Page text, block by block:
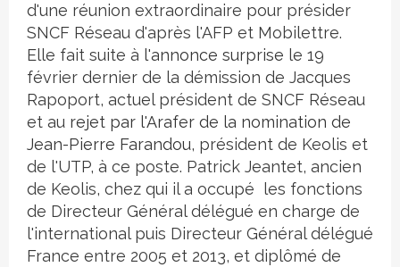
d'une réunion extraordinaire pour présider
SNCF Réseau d'après l'AFP et Mobilettre.
Elle fait suite à l'annonce surprise le 19
février dernier de la démission de Jacques
Rapoport, actuel président de SNCF Réseau
et au rejet par l'Arafer de la nomination de
Jean-Pierre Farandou, président de Keolis et
de l'UTP, à ce poste. Patrick Jeantet, ancien
de Keolis, chez qui il a occupé les fonctions
de Directeur Général délégué en charge de
l'international puis Directeur Général délégué
France entre 2005 et 2013, et diplômé de